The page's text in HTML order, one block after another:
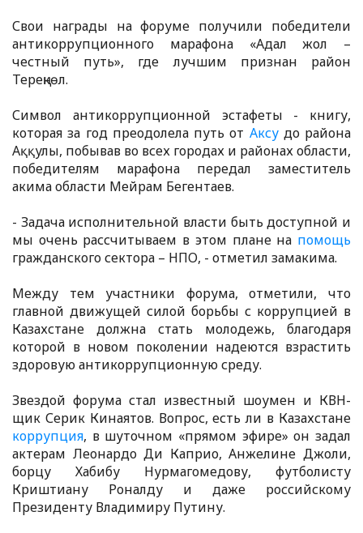
Свои награды на форуме получили победители
антикоррупционного марафона «Адал жол –
честный путь», где лучшим признан район
Тереңкөл.
Символ антикоррупционной эстафеты - книгу,
которая за год преодолела путь от Аксудо района
Аққулы, побывав во всех городах и районах области,
победителям марафона передал заместитель
акима области Мейрам Бегентаев.
- Задача исполнительной власти быть доступной и
мы очень рассчитываем в этом плане на помощь
гражданского сектора – НПО, - отметил замакима.
Между тем участники форума, отметили, что
главной движущей силой борьбы с коррупцией в
Казахстане должна стать молодежь, благодаря
которой в новом поколении надеются взрастить
здоровую антикоррупционную среду.
Звездой форума стал известный шоумен и КВН-
щик Серик Кинаятов. Вопрос, есть ли в Казахстане
коррупция, в шуточном «прямом эфире» он задал
актерам Леонардо Ди Каприо, Анжелине Джоли,
борцу Хабибу Нурмагомедову, футболисту
Криштиану Роналду и даже российскому
Президенту Владимиру Путину.